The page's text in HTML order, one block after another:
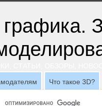
Что такое 3D?